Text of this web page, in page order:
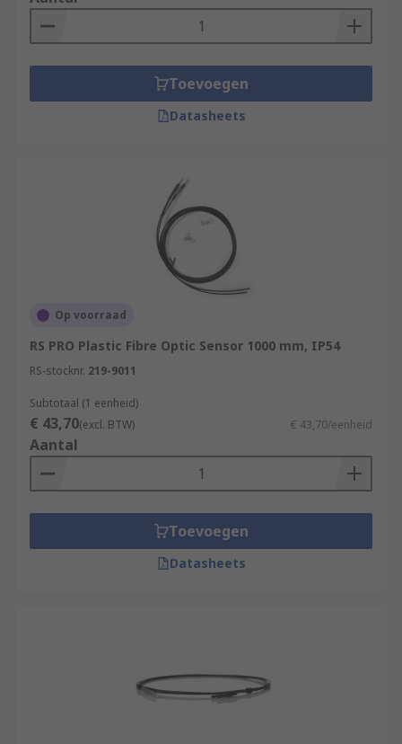
Toevoegen
Datasheets
Op voorraad
RS PRO Plastic Fibre Optic Sensor 1000 mm, IP54
RS-stocknr. 219-9011
Subtotaal (1 eenheid)
€ 43,70(excl. BTW) € 43,70/eenheid
Aantal
Toevoegen
Datasheets